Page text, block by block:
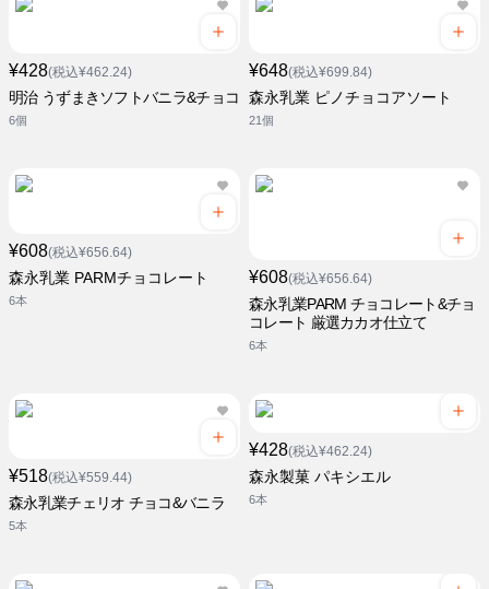
¥428(税込¥462.24)
明治 うずまきソフトバニラ&チョコ
6個
¥648(税込¥699.84)
森永乳業 ピノチョコアソート
21個
¥608(税込¥656.64)
森永乳業 PARMチョコレート
6本
¥608(税込¥656.64)
森永乳業PARM チョコレート&チョ
コレート 厳選カカオ仕立て
6本
¥518(税込¥559.44)
森永乳業チェリオ チョコ&バニラ
5本
¥428(税込¥462.24)
森永製菓 パキシエル
6本